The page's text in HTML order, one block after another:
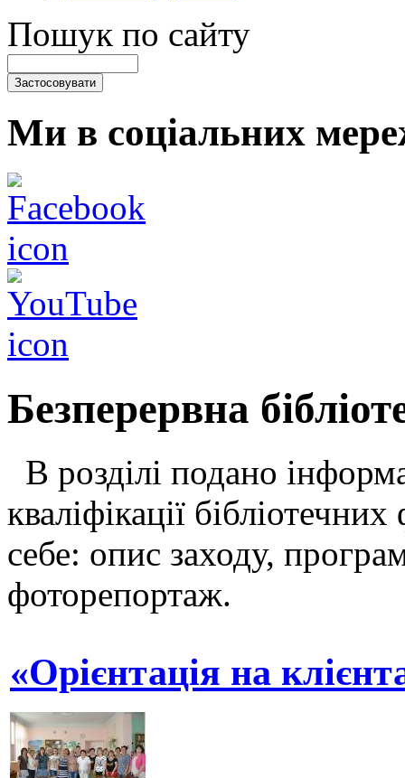
Пошук по сайту
Ми в соціальних
Безперервна
В розділі подано
кваліфікації
себе: опис заходу,
фоторепортаж.
«Орієнтація на